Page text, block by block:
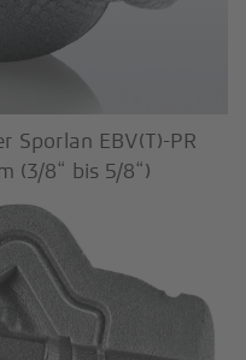
Sporlan EBV(T)-PR
(3/8“ bis 5/8“)